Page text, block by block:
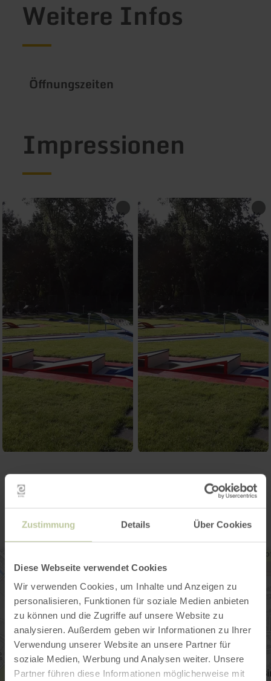
Zustimmung Details Über Cookies
Diese Webseite verwendet Cookies
Wir verwenden Cookies, um Inhalte und Anzeigen zu
personalisieren, Funktionen für soziale Medien anbieten
zu können und die Zugriffe auf unsere Website zu
analysieren. Außerdem geben wir Informationen zu Ihrer
Verwendung unserer Website an unsere Partner für
soziale Medien, Werbung und Analysen weiter. Unsere
Partner führen diese Informationen möglicherweise mit
Weitere Infos
Öffnungszeiten
Impressionen
Kontakt